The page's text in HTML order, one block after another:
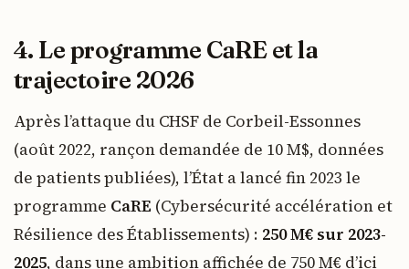
4. Le programme CaRE et la
trajectoire 2026
Après l’attaque du CHSF de Corbeil-Essonnes
(août 2022, rançon demandée de 10 M$, données
de patients publiées), l’État a lancé fin 2023 le
programme CaRE (Cybersécurité accélération et
Résilience des Établissements) : 250 M€ sur 2023-
2025, dans une ambition affichée de 750 M€ d’ici